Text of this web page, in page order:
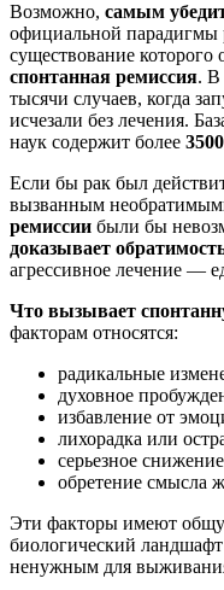
Возможно, самым
официальной парадигмы
существование которого
спонтанная ремиссия. В
тысячи случаев, когда
исчезали без лечения.
наук содержит более
Если бы рак был
вызванным
ремиссии были бы
доказывает
агрессивное лечение —
Что вызывает
факторам относятся:
радикальные
духовное
избавление от
лихорадка или
серьезное
обретение смысла
Эти факторы имеют
биологический
ненужным для